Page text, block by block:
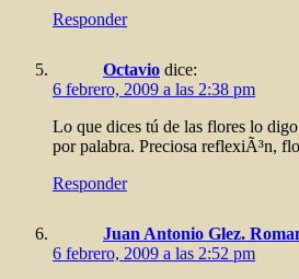
Responder
Octavio dice:
6 febrero, 2009 a las 2:38 pm
Lo que dices tú de las flores lo
por palabra. Preciosa reflexiÃ³n,
Responder
Juan Antonio Glez.
6 febrero, 2009 a las 2:52 pm